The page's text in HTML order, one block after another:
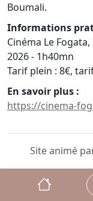
Boumali.
Informations
Cinéma Le Fogata,
2026 - 1h40mn
Tarif plein : 8€,
En savoir plus :
https://cinema-
Site animé